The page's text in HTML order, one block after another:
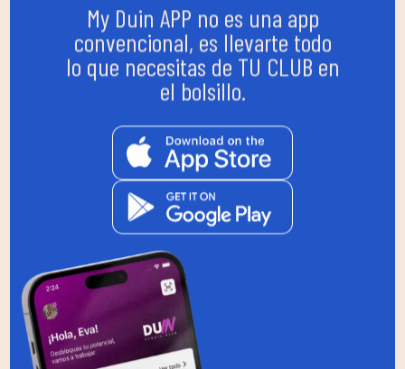
My Duin APP no es una app
convencional, es llevarte todo
lo que necesitas de TU CLUB en
el bolsillo.